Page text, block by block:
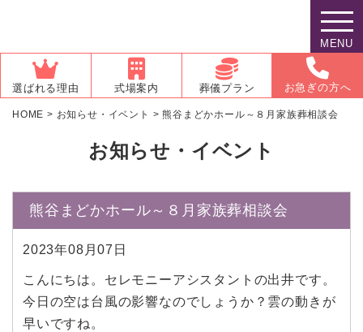
MENU
選ばれる理由 式場案内 葬儀プラン お急ぎの方へ
HOME > お知らせ・イベント >熊谷まどかホール～８月家族葬相談会
お知らせ・イベント
熊谷まどかホール～８月家族葬相談会
2023年08月07日
こんにちは。セレモニーアシスタントの出井です。
今日の空は台風の影響なのでしょうか？雲の動きが
早いですね。